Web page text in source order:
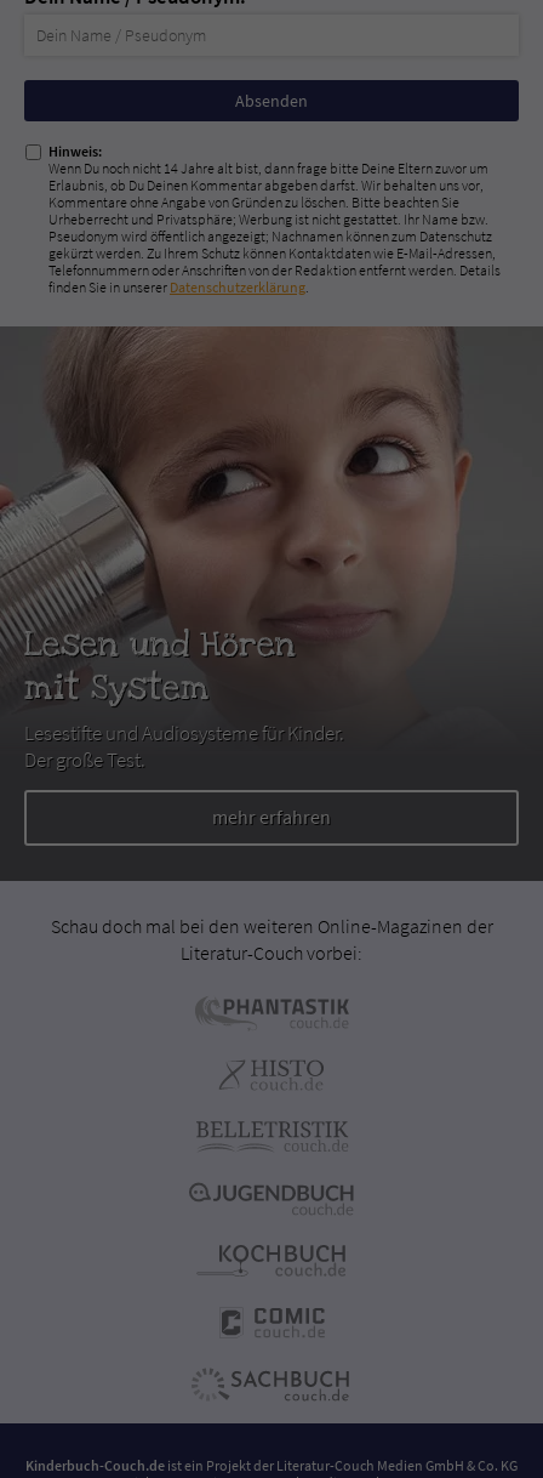
Nicht
ausfüllen!
Hinweis:
Wenn Du noch nicht 14 Jahre alt bist, dann frage bitte Deine Eltern zuvor um
Erlaubnis, ob Du Deinen Kommentar abgeben darfst. Wir behalten uns vor,
Kommentare ohne Angabe von Gründen zu löschen. Bitte beachten Sie
Urheberrecht und Privatsphäre; Werbung ist nicht gestattet. Ihr Name bzw.
Pseudonym wird öffentlich angezeigt; Nachnamen können zum Datenschutz
gekürzt werden. Zu Ihrem Schutz können Kontaktdaten wie E-Mail-Adressen,
Telefonnummern oder Anschriften von der Redaktion entfernt werden. Details
finden Sie in unserer Datenschutzerklärung
Lesen und Hören
mit System
Lesestifte und Audiosysteme für Kinder.
Der große Test.
mehr erfahren
Schau doch mal bei den weiteren Online-Magazinen der
Literatur-Couch vorbei:
Kinderbuch-Couch.de ist ein Projekt der Literatur-Couch Medien GmbH & Co. KG